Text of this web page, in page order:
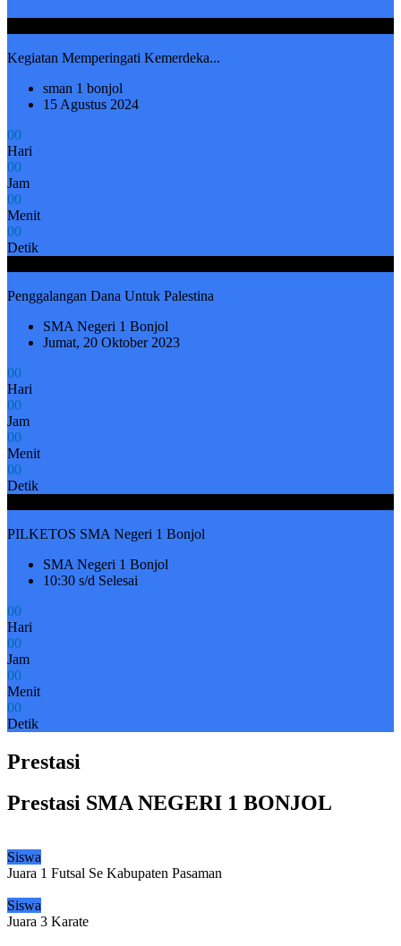
Kegiatan Memperingati Kemerdeka...
sman 1 bonjol
15 Agustus 2024
00
Hari
00
Jam
00
Menit
00
Detik
Penggalangan Dana Untuk Palestina
SMA Negeri 1 Bonjol
Jumat, 20 Oktober 2023
00
Hari
00
Jam
00
Menit
00
Detik
PILKETOS SMA Negeri 1 Bonjol
SMA Negeri 1 Bonjol
10:30 s/d Selesai
00
Hari
00
Jam
00
Menit
00
Detik
Prestasi
Prestasi SMA NEGERI 1 BONJOL
Siswa
Juara 1 Futsal Se Kabupaten Pasaman
Siswa
Juara 3 Karate